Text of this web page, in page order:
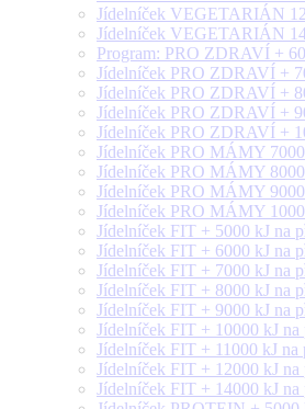
Jídelníček VEGETARIÁN
Jídelníček VEGETARIÁN
Program: PRO ZDRAVÍ +
Jídelníček PRO ZDRAVÍ +
Jídelníček PRO ZDRAVÍ +
Jídelníček PRO ZDRAVÍ +
Jídelníček PRO ZDRAVÍ +
Jídelníček PRO MÁMY
Jídelníček PRO MÁMY
Jídelníček PRO MÁMY
Jídelníček PRO MÁMY
Jídelníček FIT + 5000 kJ na
Jídelníček FIT + 6000 kJ na
Jídelníček FIT + 7000 kJ na
Jídelníček FIT + 8000 kJ na
Jídelníček FIT + 9000 kJ na
Jídelníček FIT + 10000 kJ na
Jídelníček FIT + 11000 kJ na
Jídelníček FIT + 12000 kJ na
Jídelníček FIT + 14000 kJ na